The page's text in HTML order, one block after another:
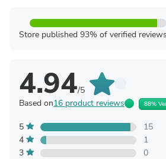
Store published 93% of verified
4.94/5
Based on16 product reviews 88%
5
15
4
1
3
0